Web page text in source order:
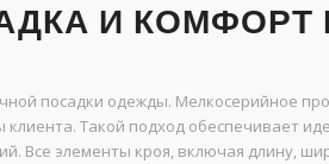
И КОМФОРТ
посадки одежды. Мелкосерийное
Такой подход обеспечивает
Все элементы кроя, включая длину,